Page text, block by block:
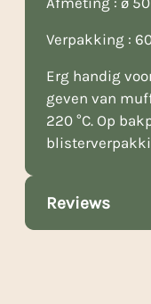
Verpakking :
Erg handig
geven van
220 °C. Op
Reviews